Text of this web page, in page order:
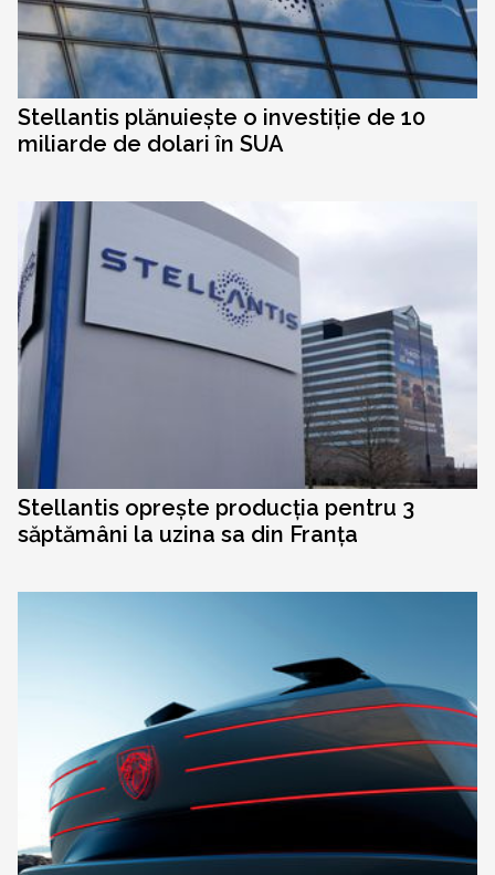
Stellantis plănuiește o investiție de 10
miliarde de dolari în SUA
Stellantis oprește producția pentru 3
săptămâni la uzina sa din Franța